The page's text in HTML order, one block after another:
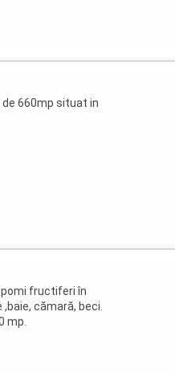
660mp situat in
pomi fructiferi în
cămară, beci.
mp.